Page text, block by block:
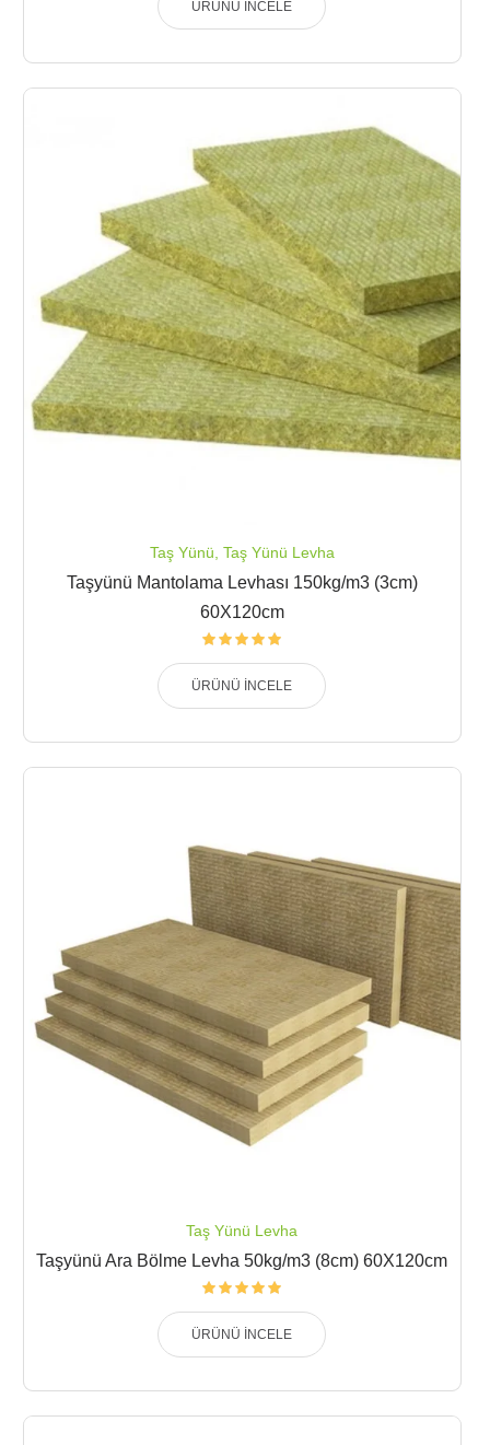
ÜRÜNÜ İNCELE
Taş Yünü Taş Yünü Levha
Taşyünü Mantolama Levhası 150kg/m3 (3cm)
60X120cm
ÜRÜNÜ İNCELE
Taş Yünü Levha
Taşyünü Ara Bölme Levha 50kg/m3 (8cm) 60X120cm
ÜRÜNÜ İNCELE